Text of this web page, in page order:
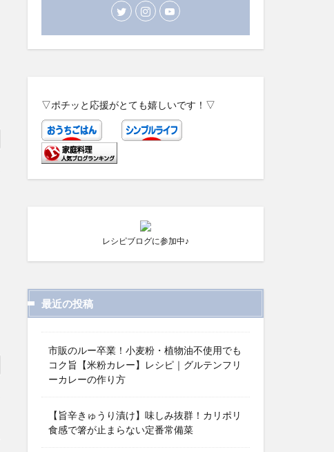
▽ポチッと応援がとても嬉しいです！▽
レシピブログに参加中♪
最近の投稿
市販のルー卒業！小麦粉・植物油不使用でも
コク旨【米粉カレー】レシピ｜グルテンフリ
ーカレーの作り方
【旨辛きゅうり漬け】味しみ抜群！カリポリ
食感で箸が止まらない定番常備菜